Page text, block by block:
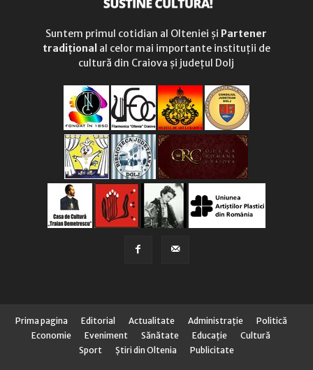
Suntem primul cotidian al Olteniei și Partener
tradițional al celor mai importante instituții de
cultură din Craiova și județul Dolj
Prima pagina Editorial Actualitate Administraţie
Politică
Economie
Eveniment Sănătate Educaţie
Cultură
Sport
Știri din Oltenia Publicitate